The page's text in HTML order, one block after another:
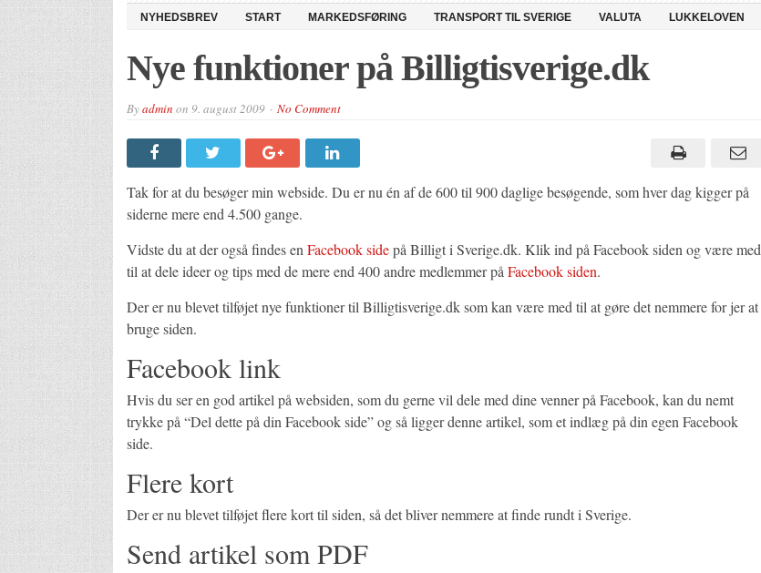
NYHEDSBREV START MARKEDSFØRING TRANSPORT TIL SVERIGE VALUTA LUKKELOVEN
Nye funktioner på Billigtisverige.dk
Byadmin on 9. august 2009 No Comment
Tak for at du besøger min webside. Du er nu én af de 600 til 900 daglige besøgende, som hver dag kigger på
siderne mere end 4.500 gange.
Vidste du at der også findes en Facebook sidepå Billigt i Sverige.dk. Klik ind på Facebook siden og være med
til at dele ideer og tips med de mere end 400 andre medlemmer på Facebook siden.
Der er nu blevet tilføjet nye funktioner til Billigtisverige.dk som kan være med til at gøre det nemmere for jer at
bruge siden.
Facebook link
Hvis du ser en god artikel på websiden, som du gerne vil dele med dine venner på Facebook, kan du nemt
trykke på “Del dette på din Facebook side” og så ligger denne artikel, som et indlæg på din egen Facebook
side.
Flere kort
Der er nu blevet tilføjet flere kort til siden, så det bliver nemmere at finde rundt i Sverige.
Send artikel som PDF